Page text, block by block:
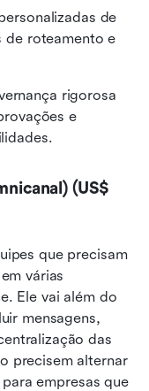
de
de roteamento e
rigorosa
e
(US$
que precisam
várias
Ele vai além do
mensagens,
das
precisem alternar
empresas que